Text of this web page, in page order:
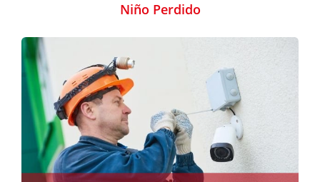
Niño Perdido